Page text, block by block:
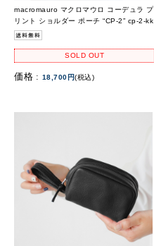
macromauro マクロマウロ コーデュラ プ
リント ショルダー ポーチ “CP-2” cp-2-kk
SOLD OUT
価格 : 18,700円(税込)